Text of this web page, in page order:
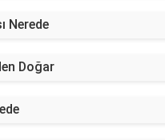
Nerede
Doğar